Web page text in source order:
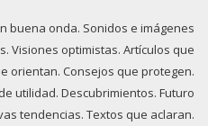
buena onda. Sonidos e imágenes
Visiones optimistas. Artículos que
orientan. Consejos que protegen.
utilidad. Descubrimientos. Futuro
tendencias. Textos que aclaran.